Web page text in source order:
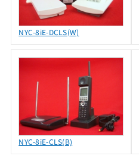
NYC-8iE-DCLS(W)
NYC-8iE-CLS(B)